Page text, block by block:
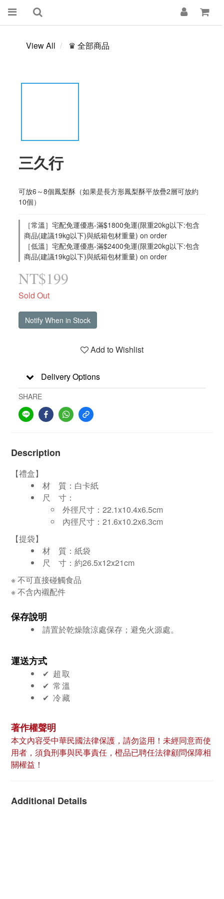
View All ♛ 全部商品
三久行
可放6～8個鳳梨酥（如果是長方形鳳梨酥平放疊2層可放約
10個）
［常溫］宅配免運優惠-滿$1800免運(限重20kg以下:包含
商品(建議19kg以下)與紙箱包材重量) on order
［低溫］宅配免運優惠-滿$2400免運(限重20kg以下:包含
商品(建議19kg以下)與紙箱包材重量) on order
NT$199
Sold Out
Notify When in Stock
Add to Wishlist
Delivery Options
SHARE
Description
【禮盒】
材 質：白卡紙
尺 寸：
外徑尺寸：22.1x10.4x6.5cm
內徑尺寸：21.6x10.2x6.3cm
【提袋】
材 質： 紙袋
尺 寸： 約26.5x12x21cm
※ 不可直接碰觸食品
※ 不含內襯配件
保存說明
請置於乾燥陰涼處保存；避免火源處。
運送方式
✔︎ 超取
✔︎ 常溫
✔︎ 冷藏
著作權聲明
本文內容受中華民國法律保護，請勿盜用！未經同意而使
用者，須負刑事與民事責任，橙品已聘任法律顧問保障相
關權益！
Additional Details